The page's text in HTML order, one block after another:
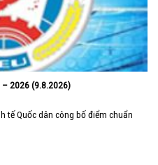
– 2026 (9.8.2026)
tế Quốc dân công bố điểm chuẩn